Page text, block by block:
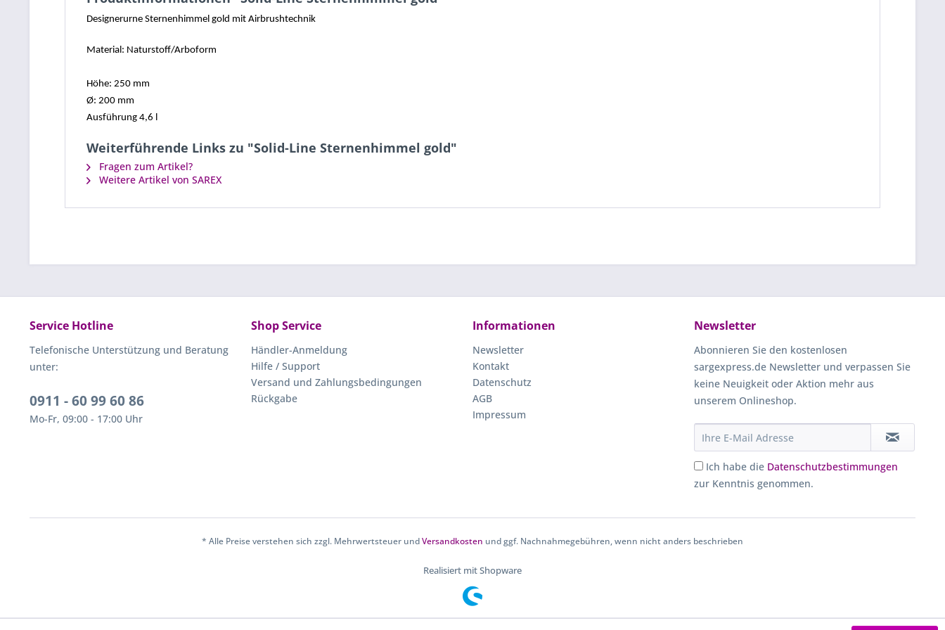
Designerurne Sternenhimmel gold mit Airbrushtechnik
Material: Naturstoff/Arboform
Höhe: 250 mm
Ø: 200 mm
Ausführung 4,6 l
Weiterführende Links zu "Solid-Line Sternenhimmel gold"
Fragen zum Artikel?
Weitere Artikel von SAREX
Service Hotline
Telefonische Unterstützung und Beratung
unter:
0911 - 60 99 60 86
Mo-Fr, 09:00 - 17:00 Uhr
Shop Service
Händler-Anmeldung
Hilfe / Support
Versand und Zahlungsbedingungen
Rückgabe
Informationen
Newsletter
Kontakt
Datenschutz
AGB
Impressum
Newsletter
Abonnieren Sie den kostenlosen
sargexpress.de Newsletter und verpassen Sie
keine Neuigkeit oder Aktion mehr aus
unserem Onlineshop.
Ich habe die Datenschutzbestimmungen
zur Kenntnis genommen.
* Alle Preise verstehen sich zzgl. Mehrwertsteuer undVersandkosten und ggf. Nachnahmegebühren, wenn nicht anders beschrieben
Realisiert mit Shopware